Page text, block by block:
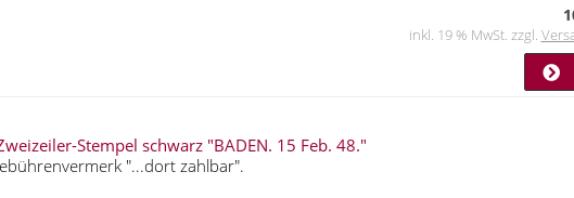
inkl. 19 % MwSt. zzgl.
Stempel schwarz "BADEN. 15 Feb. 48."
"...dort zahlbar".